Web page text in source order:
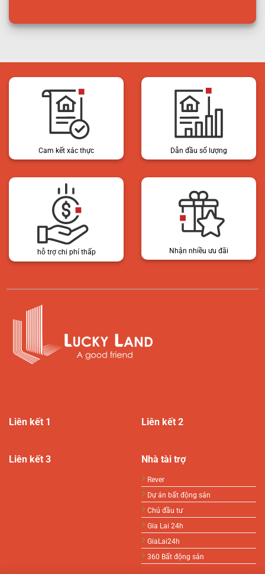
Cam kết xác thực Dẫn đầu số lượng
hỗ trợ chi phí thấp Nhận nhiều ưu đãi
Liên kết 1 Liên kết 2
Liên kết 3 Nhà tài trợ
Rever
Dự án bất động sản
Chủ đầu tư
Gia Lai 24h
GiaLai24h
360 Bất động sản